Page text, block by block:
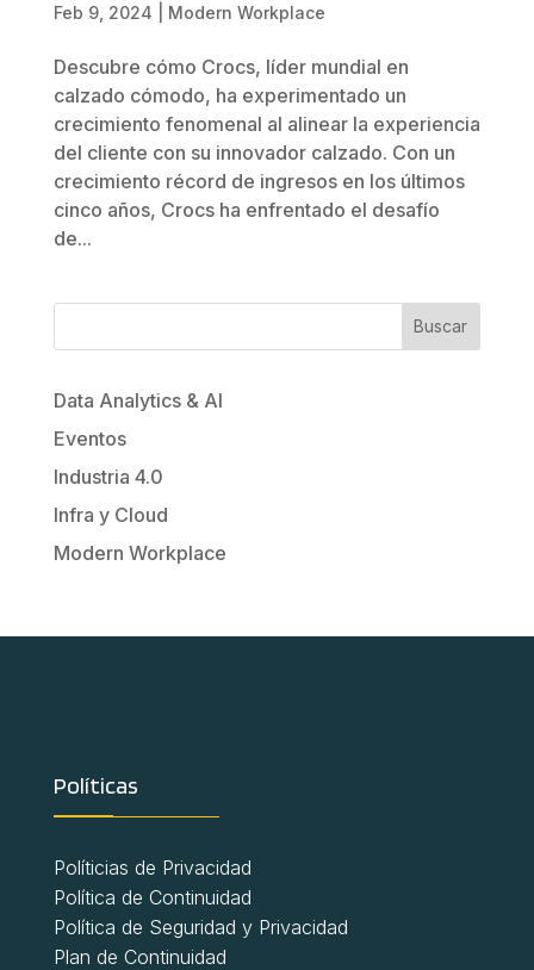
Feb 9, 2024 Modern Workplace
Descubre cómo Crocs, líder mundial en
calzado cómodo, ha experimentado un
crecimiento fenomenal al alinear la experiencia
del cliente con su innovador calzado. Con un
crecimiento récord de ingresos en los últimos
cinco años, Crocs ha enfrentado el desafío
de...
Buscar
Data Analytics & AI
Eventos
Industria 4.0
Infra y Cloud
Modern Workplace
Políticas
Políticias de Privacidad
Política de Continuidad
Política de Seguridad y Privacidad
Plan de Continuidad